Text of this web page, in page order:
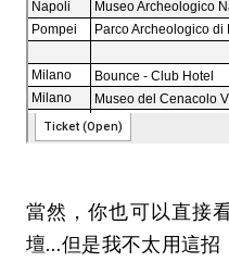
當然，你也可以直接
壇…但是我不太用這招